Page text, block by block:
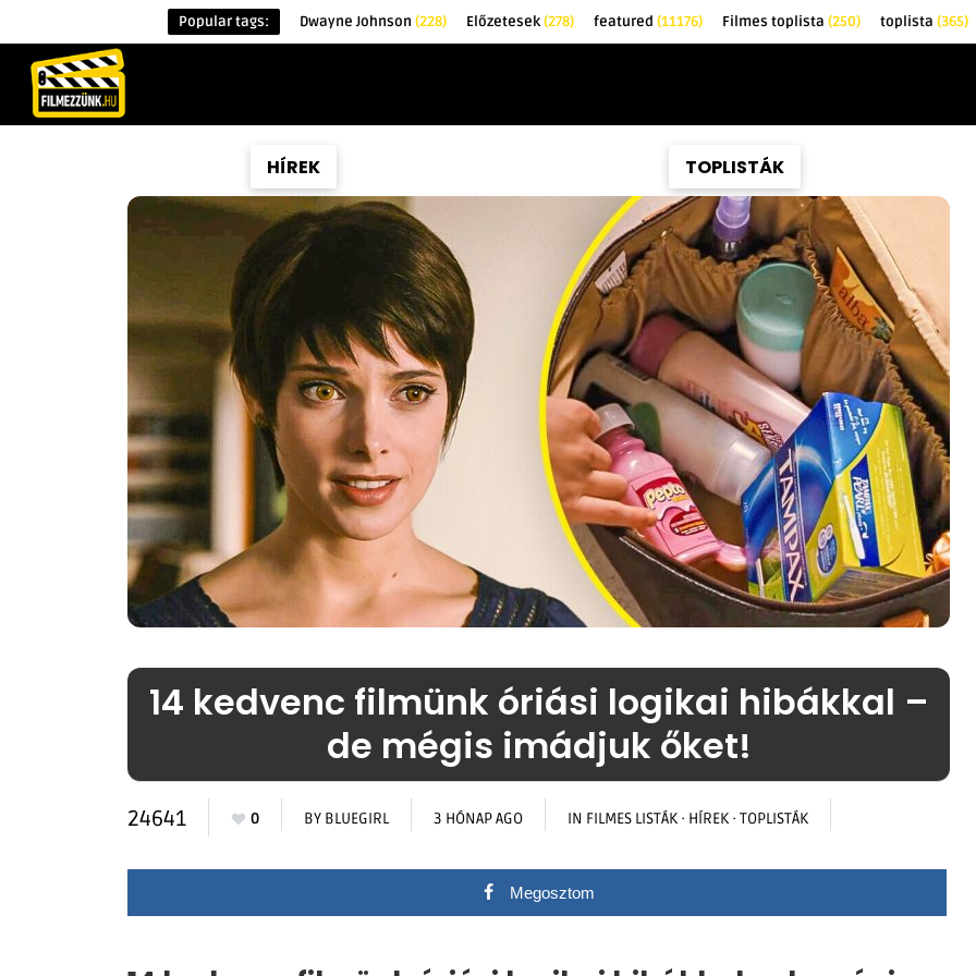
Popular tags: Dwayne Johnson (228) Előzetesek(278) featured (11176) Filmes toplista (250) toplista (365)
HÍREK TOPLISTÁK
14 kedvenc filmünk óriási logikai hibákkal –
de mégis imádjuk őket!
24641 0 BY BLUEGIRL 3 HÓNAP AGO IN FILMES LISTÁK · HÍREK · TOPLISTÁK
Megosztom